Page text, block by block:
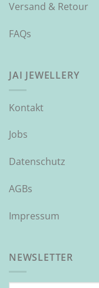
Versand & Retour
FAQs
JAI JEWELLERY
Kontakt
Jobs
Datenschutz
AGBs
Impressum
NEWSLETTER